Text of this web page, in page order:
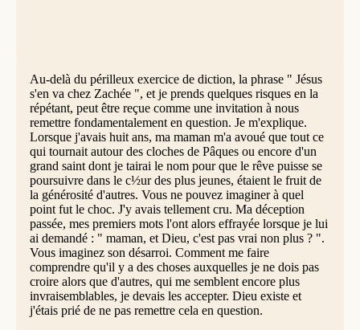
Au-delà du périlleux exercice de diction, la phrase " Jésus
s'en va chez Zachée ", et je prends quelques risques en la
répétant, peut être reçue comme une invitation à nous
remettre fondamentalement en question. Je m'explique.
Lorsque j'avais huit ans, ma maman m'a avoué que tout ce
qui tournait autour des cloches de Pâques ou encore d'un
grand saint dont je tairai le nom pour que le rêve puisse se
poursuivre dans le c½ur des plus jeunes, étaient le fruit de
la générosité d'autres. Vous ne pouvez imaginer à quel
point fut le choc. J'y avais tellement cru. Ma déception
passée, mes premiers mots l'ont alors effrayée lorsque je lui
ai demandé : " maman, et Dieu, c'est pas vrai non plus ? ".
Vous imaginez son désarroi. Comment me faire
comprendre qu'il y a des choses auxquelles je ne dois pas
croire alors que d'autres, qui me semblent encore plus
invraisemblables, je devais les accepter. Dieu existe et
j'étais prié de ne pas remettre cela en question.